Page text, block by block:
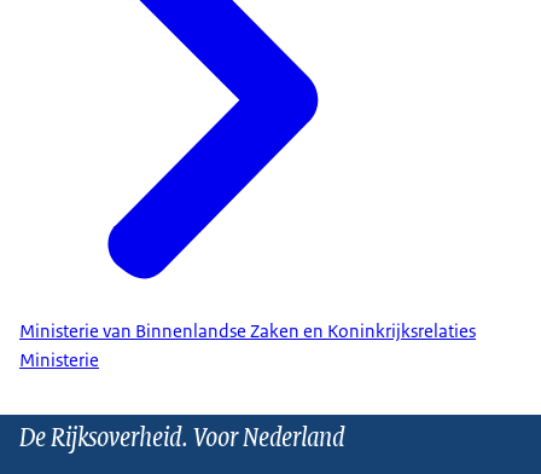
Ministerie van Binnenlandse Zaken en Koninkrijksrelaties
Ministerie
De Rijksoverheid. Voor Nederland